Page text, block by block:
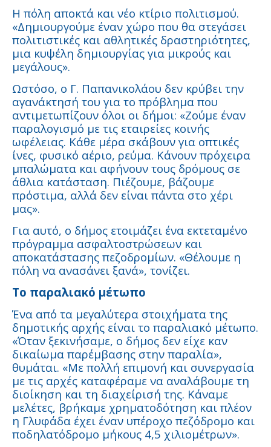
Η πόλη αποκτά και νέο κτίριο πολιτισμού.
«Δημιουργούμε έναν χώρο που θα στεγάσει
πολιτιστικές και αθλητικές δραστηριότητες,
μια κυψέλη δημιουργίας για μικρούς και
μεγάλους».
Ωστόσο, ο Γ. Παπανικολάου δεν κρύβει την
αγανάκτησή του για το πρόβλημα που
αντιμετωπίζουν όλοι οι δήμοι: «Ζούμε έναν
παραλογισμό με τις εταιρείες κοινής
ωφέλειας. Κάθε μέρα σκάβουν για οπτικές
ίνες, φυσικό αέριο, ρεύμα. Κάνουν πρόχειρα
μπαλώματα και αφήνουν τους δρόμους σε
άθλια κατάσταση. Πιέζουμε, βάζουμε
πρόστιμα, αλλά δεν είναι πάντα στο χέρι
μας».
Για αυτό, ο δήμος ετοιμάζει ένα εκτεταμένο
πρόγραμμα ασφαλτοστρώσεων και
αποκατάστασης πεζοδρομίων. «Θέλουμε η
πόλη να ανασάνει ξανά», τονίζει.
Το παραλιακό μέτωπο
Ένα από τα μεγαλύτερα στοιχήματα της
δημοτικής αρχής είναι το παραλιακό μέτωπο.
«Όταν ξεκινήσαμε, ο δήμος δεν είχε καν
δικαίωμα παρέμβασης στην παραλία»,
θυμάται. «Με πολλή επιμονή και συνεργασία
με τις αρχές καταφέραμε να αναλάβουμε τη
διοίκηση και τη διαχείρισή της. Κάναμε
μελέτες, βρήκαμε χρηματοδότηση και πλέον
η Γλυφάδα έχει έναν υπέροχο πεζόδρομο και
ποδηλατόδρομο μήκους 4,5 χιλιομέτρων».